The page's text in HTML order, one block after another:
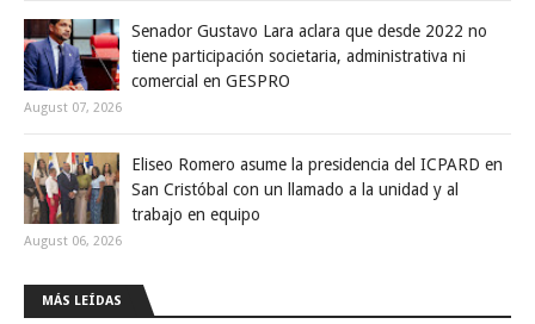
Senador Gustavo Lara aclara que desde 2022 no
tiene participación societaria, administrativa ni
comercial en GESPRO
August 07, 2026
Eliseo Romero asume la presidencia del ICPARD en
San Cristóbal con un llamado a la unidad y al
trabajo en equipo
August 06, 2026
MÁS LEÍDAS